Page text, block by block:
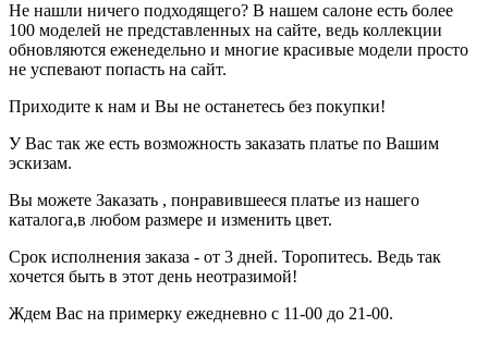
Не нашли ничего подходящего? В нашем салоне есть более
100 моделей не представленных на сайте, ведь коллекции
обновляются еженедельно и многие красивые модели просто
не успевают попасть на сайт.
Приходите к нам и Вы не останетесь без покупки!
У Вас так же есть возможность заказать платье по Вашим
эскизам.
Вы можете Заказать , понравившееся платье из нашего
каталога,в любом размере и изменить цвет.
Срок исполнения заказа - от 3 дней. Торопитесь. Ведь так
хочется быть в этот день неотразимой!
Ждем Вас на примерку ежедневно с 11-00 до 21-00.